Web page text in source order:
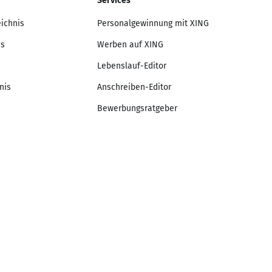
Personalgewinnung mit XING
Werben auf XING
Lebenslauf-Editor
Anschreiben-Editor
Bewerbungsratgeber